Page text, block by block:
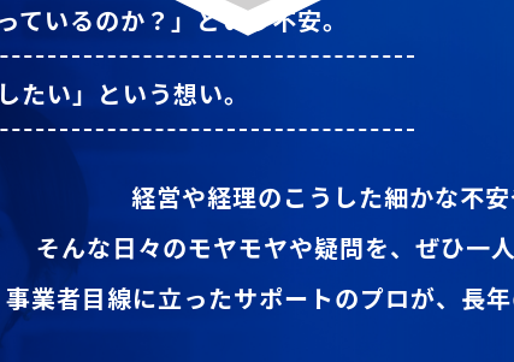
ているのか？」という不安。
たい」という想い。
経営や経理のこうした細かな不
そんな日々のモヤモヤや疑問を、 ぜひ一
事業者目線に立ったサポートのプロが、 長